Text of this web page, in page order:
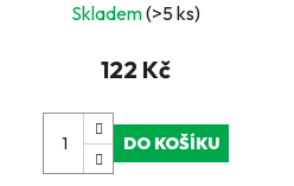
Skladem(>5 ks)
122 Kč
DO KOŠÍKU